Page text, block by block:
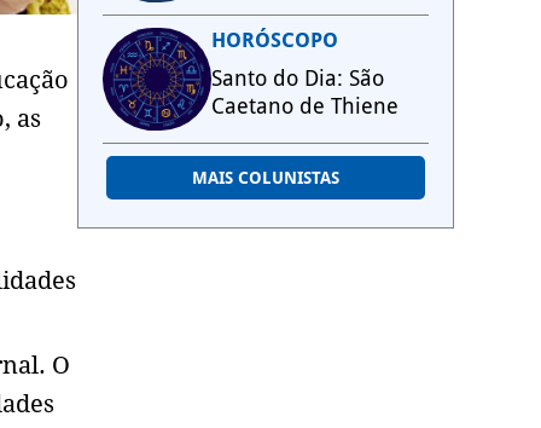
as
O
HORÓSCOPO
Santo do Dia: São
Caetano de Thiene
MAIS COLUNISTAS